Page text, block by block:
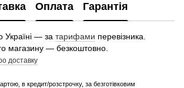
Оплата Гарантія
— за тарифами перевізника.
магазину — безкоштовно.
доставку
в кредит/розстрочку, за безготівковим